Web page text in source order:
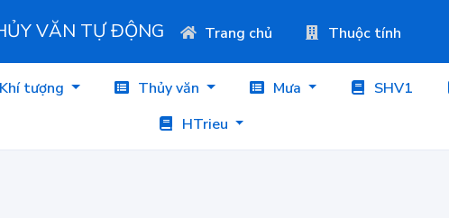
VĂN TỰ ĐỘNG Trang chủ Thuộc tính
Khí tượng Thủy văn Mưa SHV1
HTrieu